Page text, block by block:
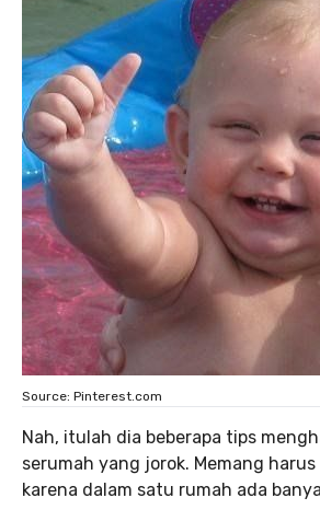
Source: Pinterest.com
Nah, itulah dia beberapa tips
serumah yang jorok. Memang
karena dalam satu rumah ada